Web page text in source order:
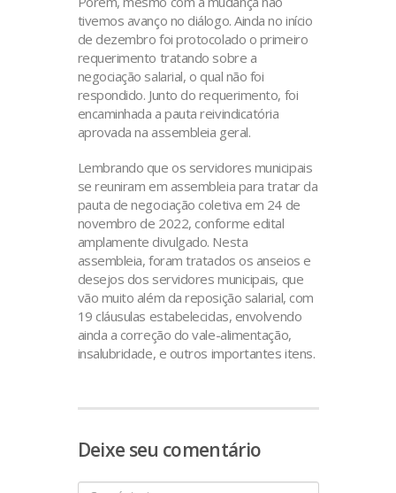
tivemos avanço no diálogo. Ainda no início
de dezembro foi protocolado o primeiro
requerimento tratando sobre a
negociação salarial, o qual não foi
respondido. Junto do requerimento, foi
encaminhada a pauta reivindicatória
aprovada na assembleia geral.
Lembrando que os servidores municipais
se reuniram em assembleia para tratar da
pauta de negociação coletiva em 24 de
novembro de 2022, conforme edital
amplamente divulgado. Nesta
assembleia, foram tratados os anseios e
desejos dos servidores municipais, que
vão muito além da reposição salarial, com
19 cláusulas estabelecidas, envolvendo
ainda a correção do vale-alimentação,
insalubridade, e outros importantes itens.
Deixe seu comentário